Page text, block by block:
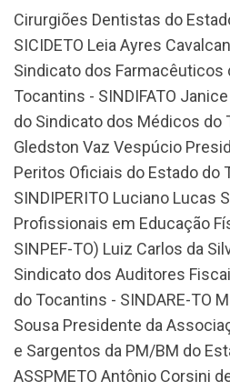
Cirurgiões Dentistas do
SICIDETO Leia Ayres
Sindicato dos Farmacêuticos
Tocantins - SINDIFATO
do Sindicato dos Médicos do
Gledston Vaz Vespúcio
Peritos Oficiais do Estado do
SINDIPERITO Luciano Lucas
Profissionais em Educação
SINPEF-TO) Luiz Carlos da
Sindicato dos Auditores
do Tocantins - SINDARE-TO
Sousa Presidente da
e Sargentos da PM/BM do
ASSPMETO Antônio Corsini